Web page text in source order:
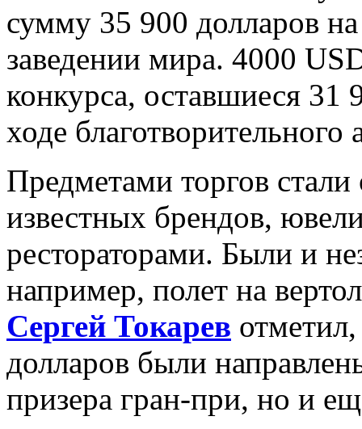
сумму 35 900 долларов
заведении мира. 4000
конкурса, оставшиеся
ходе благотворительного
Предметами торгов
известных брендов,
рестораторами. Были и
например, полет на
Сергей Токарев
долларов были
призера гран-при, но и